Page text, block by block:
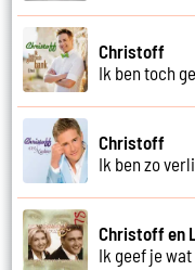
Christoff
Ik ben toch
Christoff
Ik ben zo
Christoff en
Ik geef je